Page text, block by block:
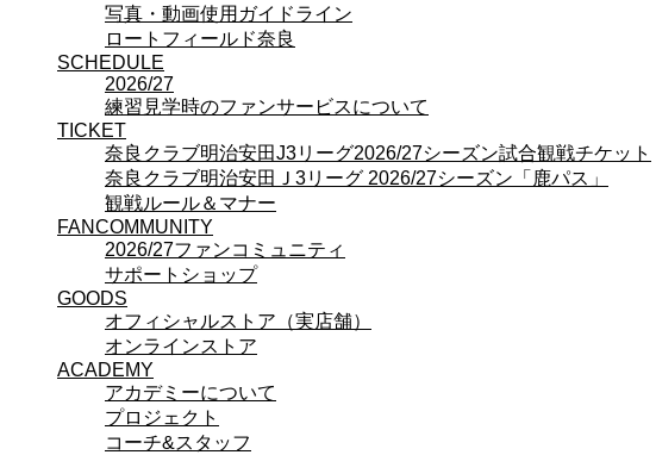
ACADEMY
アカデミーについて
プロジェクト
コーチ&スタッフ
ジュニア
ジュニアユース
ユース
練習拠点（ナラディーア）
SCHOOL
CLUB
2026/27 パートナー企業
パートナー募集
クラブ理念
クラブ情報
サステナビリティ
Web制作支援
応援プロジェクト
写真・動画使用ガイドライン
ロートフィールド奈良
SCHEDULE
2026/27
練習見学時のファンサービスについて
TICKET
奈良クラブ明治安田J3リーグ2026/27シーズン試合観戦チケット
奈良クラブ明治安田Ｊ3リーグ 2026/27シーズン「鹿パス」
観戦ルール＆マナー
FANCOMMUNITY
2026/27ファンコミュニティ
サポートショップ
GOODS
オフィシャルストア（実店舗）
オンラインストア
ACADEMY
アカデミーについて
プロジェクト
コーチ&スタッフ